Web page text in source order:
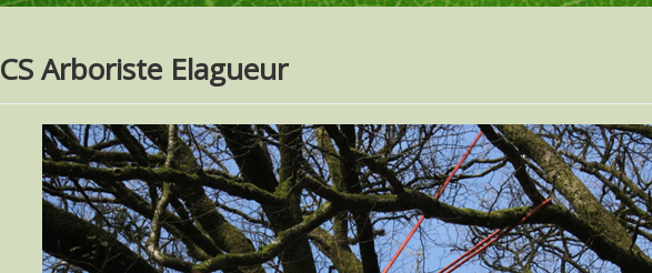
CS Arboriste Elagueur